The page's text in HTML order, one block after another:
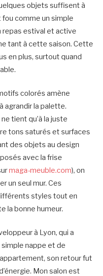
objets suffisent à
comme un simple
repas estival et active
tant à cette saison. Cette
en plus, surtout quand
colorés amène
agrandir la palette.
tient qu’à la juste
tons saturés et surfaces
des objets au design
avec la frise
maga-meuble.com), on
un seul mur. Ces
styles tout en
la bonne humeur.
à Lyon, qui a
simple nappe et de
son retour fut
Mon salon est